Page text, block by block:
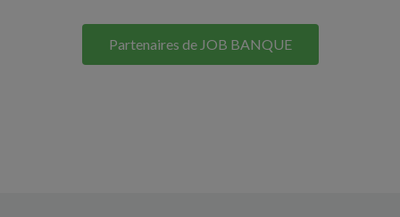
Partenaires de JOB BANQUE